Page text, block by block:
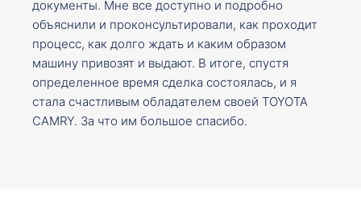
документы. Мне все доступно и подробно
объяснили и проконсультировали, как проходит
процесс, как долго ждать и каким образом
машину привозят и выдают. В итоге, спустя
определенное время сделка состоялась, и я
стала счастливым обладателем своей TOYOTA
CAMRY. За что им большое спасибо.